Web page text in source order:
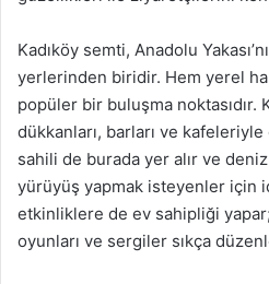
Kadıköy semti, Anadolu
yerlerinden biridir. Hem yerel
popüler bir buluşma noktasıdır.
dükkanları, barları ve
sahili de burada yer alır ve
yürüyüş yapmak isteyenler için
etkinliklere de ev sahipliği
oyunları ve sergiler sıkça